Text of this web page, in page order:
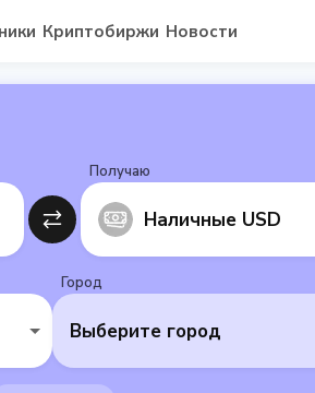
Криптобиржи Новости
Получаю
Наличные USD
Город
Выберите город